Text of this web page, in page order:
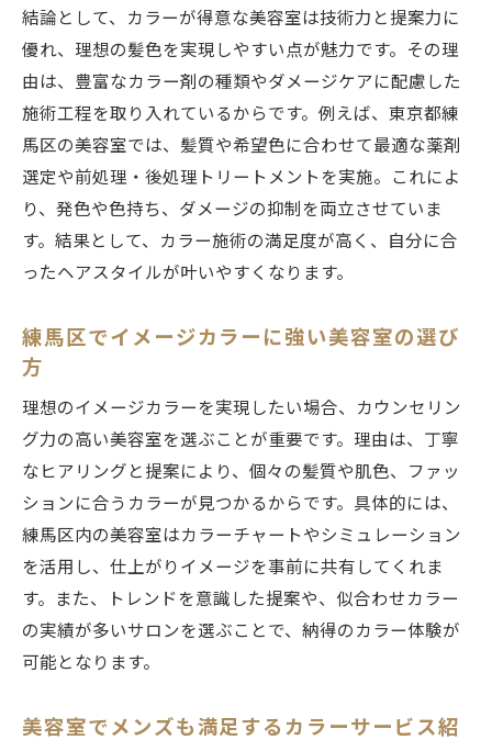
結論として、カラーが得意な美容室は技術力と提案力に
優れ、理想の髪色を実現しやすい点が魅力です。その理
由は、豊富なカラー剤の種類やダメージケアに配慮した
施術工程を取り入れているからです。例えば、東京都練
馬区の美容室では、髪質や希望色に合わせて最適な薬剤
選定や前処理・後処理トリートメントを実施。これによ
り、発色や色持ち、ダメージの抑制を両立させていま
す。結果として、カラー施術の満足度が高く、自分に合
ったヘアスタイルが叶いやすくなります。
練馬区でイメージカラーに強い美容室の選び
方
理想のイメージカラーを実現したい場合、カウンセリン
グ力の高い美容室を選ぶことが重要です。理由は、丁寧
なヒアリングと提案により、個々の髪質や肌色、ファッ
ションに合うカラーが見つかるからです。具体的には、
練馬区内の美容室はカラーチャートやシミュレーション
を活用し、仕上がりイメージを事前に共有してくれま
す。また、トレンドを意識した提案や、似合わせカラー
の実績が多いサロンを選ぶことで、納得のカラー体験が
可能となります。
美容室でメンズも満足するカラーサービス紹